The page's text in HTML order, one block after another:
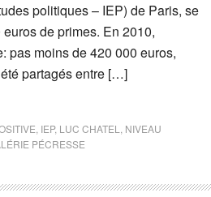
politiques – IEP) de Paris, se
de primes. En 2010,
pas moins de 420 000 euros,
partagés entre […]
IEP, LUC CHATEL
NIVEAU
PÉCRESSE